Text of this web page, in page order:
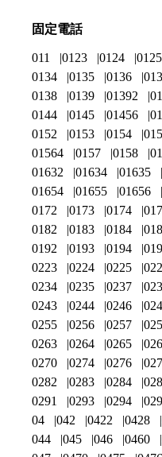
固定電話
011 0123 0124 0125
0134
0135 0136
0138
0139 01392
0144
0145 01456
0152
0153 0154
01564
0157 0158
01632
01634 01635
01654
01655 01656
0172
0173 0174
0182
0183 0184
0192
0193 0194
0223
0224 0225
0234
0235 0237
0243
0244 0246
0255
0256 0257
0263
0264 0265
0270
0274 0276
0282
0283 0284
0291
0293 0294
04
042 0422 0428
044
045 046 0460